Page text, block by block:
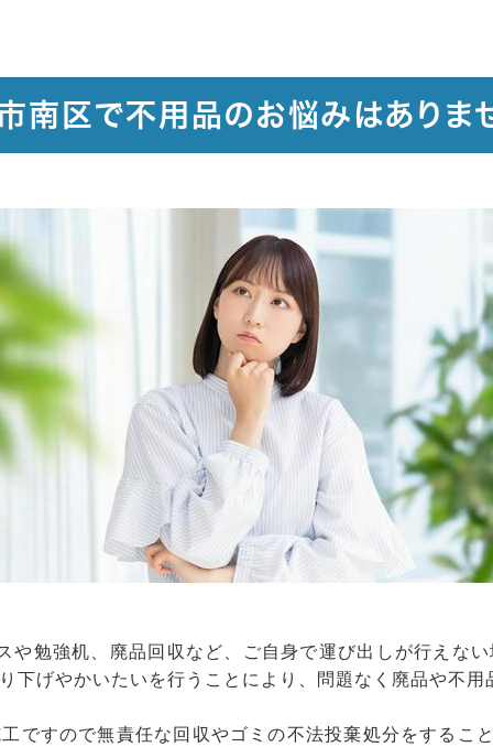
南区で不用品のお悩みはありま
や勉強机、廃品回収など、ご自身で運び出しが行えな
下げやかいたいを行うことにより、問題なく廃品や不用
ですので無責任な回収やゴミの不法投棄処分をするこ